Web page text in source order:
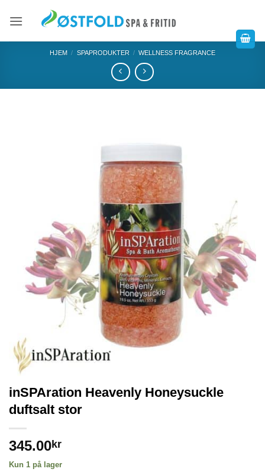
HJEM / SPAPRODUKTER / WELLNESS FRAGRANCE
inSPAration Heavenly Honeysuckle
duftsalt stor
345.00kr
Kun 1 på lager